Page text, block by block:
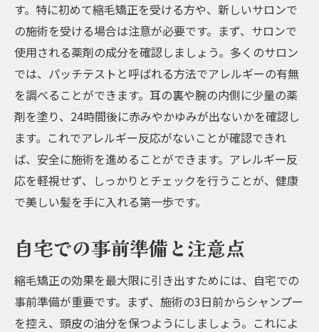
す。特に初めて縮毛矯正を受ける方や、新しいサロンで
の施術を受ける場合は注意が必要です。まず、サロンで
使用される薬剤の成分を確認しましょう。多くのサロン
では、パッチテストと呼ばれる方法でアレルギーの有無
を調べることができます。耳の裏や腕の内側に少量の薬
剤を塗り、24時間後に赤みやかゆみが出ないかを確認し
ます。これでアレルギー反応がないことが確認できれ
ば、安全に施術を進めることができます。アレルギー反
応を軽視せず、しっかりとチェックを行うことが、健康
で美しい髪を手に入れる第一歩です。
自宅での事前準備と注意点
縮毛矯正の効果を最大限に引き出すためには、自宅での
事前準備が重要です。まず、施術の3日前からシャンプー
を控え、頭皮の油分を保つようにしましょう。これによ